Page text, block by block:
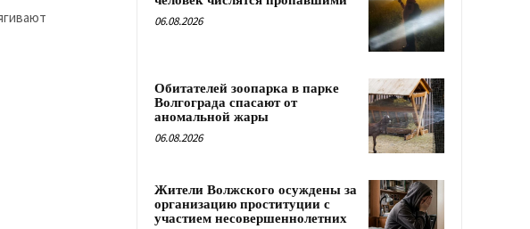
06.08.2026
Обитателей зоопарка в парке
Волгограда спасают от
аномальной жары
06.08.2026
Жители Волжского осуждены за
организацию проституции с
участием несовершеннолетних